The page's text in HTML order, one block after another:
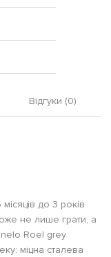
Відгуки (0)
до 3 років
не лише грати, а
Roel grey
міцна сталева